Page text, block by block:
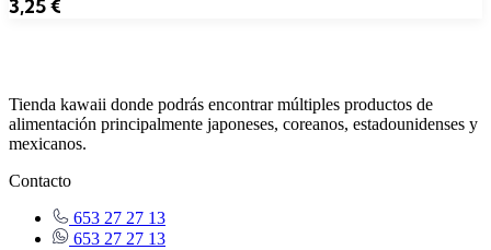
3,25€
Tienda kawaii donde podrás encontrar múltiples productos de
alimentación principalmente japoneses, coreanos, estadounidenses y
mexicanos.
Contacto
653 27 27 13
653 27 27 13